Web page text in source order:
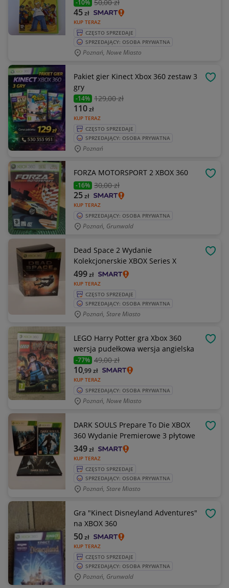
-10% 50,00 zł
KUP TERAZ
45zł
CZĘSTO SPRZEDAJE
SPRZEDAJĄCY: OSOBA PRYWATNA
Poznań, Nowe Miasto
Pakiet gier Kinect Xbox 360 zestaw 3
gry
-14% 129,00 zł
KUP TERAZ
110zł
CZĘSTO SPRZEDAJE
SPRZEDAJĄCY: OSOBA PRYWATNA
Poznań
FORZA MOTORSPORT 2 XBOX 360
-16% 30,00 zł
KUP TERAZ
25zł
SPRZEDAJĄCY: OSOBA PRYWATNA
Poznań, Grunwald
Dead Space 2 Wydanie
Kolekcjonerskie XBOX Series X
KUP TERAZ
499zł
CZĘSTO SPRZEDAJE
SPRZEDAJĄCY: OSOBA PRYWATNA
Poznań, Stare Miasto
LEGO Harry Potter gra Xbox 360
wersja pudełkowa wersja angielska
-77% 49,00 zł
KUP TERAZ
10,99zł
SPRZEDAJĄCY: OSOBA PRYWATNA
Poznań, Nowe Miasto
DARK SOULS Prepare To Die XBOX
360 Wydanie Premierowe 3 płytowe
KUP TERAZ
349zł
CZĘSTO SPRZEDAJE
SPRZEDAJĄCY: OSOBA PRYWATNA
Poznań, Stare Miasto
Gra "Kinect Disneyland Adventures"
na XBOX 360
KUP TERAZ
50zł
CZĘSTO SPRZEDAJE
SPRZEDAJĄCY: OSOBA PRYWATNA
Poznań, Grunwald